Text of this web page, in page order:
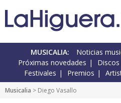
MUSICALIA: Noticias
Próximas novedades
Festivales
Premios
Musicalia > Diego Vasallo